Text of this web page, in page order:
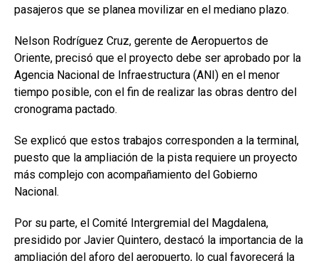
pasajeros que se planea movilizar en el mediano plazo.
Nelson Rodríguez Cruz, gerente de Aeropuertos de
Oriente, precisó que el proyecto debe ser aprobado por la
Agencia Nacional de Infraestructura (ANI) en el menor
tiempo posible, con el fin de realizar las obras dentro del
cronograma pactado.
Se explicó que estos trabajos corresponden a la terminal,
puesto que la ampliación de la pista requiere un proyecto
más complejo con acompañamiento del Gobierno
Nacional.
Por su parte, el Comité Intergremial del Magdalena,
presidido por Javier Quintero, destacó la importancia de la
ampliación del aforo del aeropuerto, lo cual favorecerá la